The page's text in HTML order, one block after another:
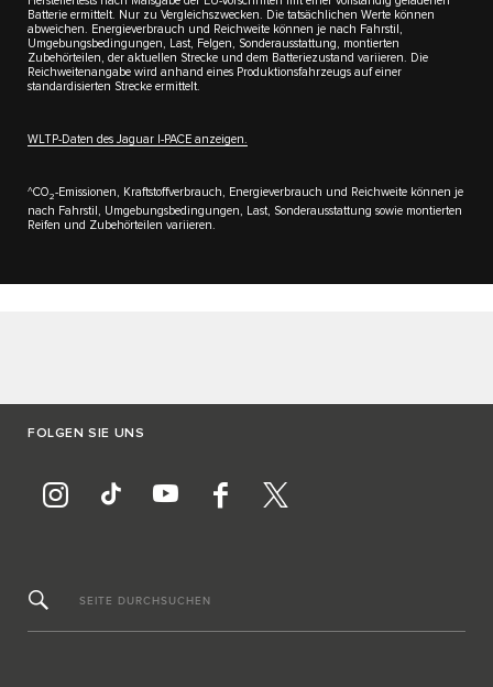
Batterie ermittelt. Nur zu Vergleichszwecken. Die tatsächlichen Werte können
abweichen. Energieverbrauch und Reichweite können je nach Fahrstil,
Umgebungsbedingungen, Last, Felgen, Sonderausstattung, montierten
Zubehörteilen, der aktuellen Strecke und dem Batteriezustand variieren. Die
Reichweitenangabe wird anhand eines Produktionsfahrzeugs auf einer
standardisierten Strecke ermittelt.
WLTP-Daten des Jaguar I-PACE anzeigen.​
^CO2-Emissionen, Kraftstoffverbrauch, Energieverbrauch und Reichweite können je
nach Fahrstil, Umgebungsbedingungen, Last, Sonderausstattung sowie montierten
Reifen und Zubehörteilen variieren.
FOLGEN SIE UNS
SEITE DURCHSUCHEN